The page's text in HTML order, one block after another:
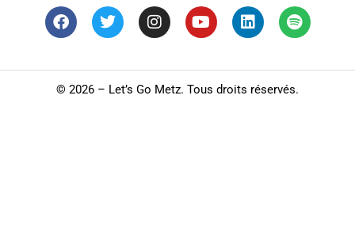
© 2026 – Let’s Go Metz. Tous droits réservés.